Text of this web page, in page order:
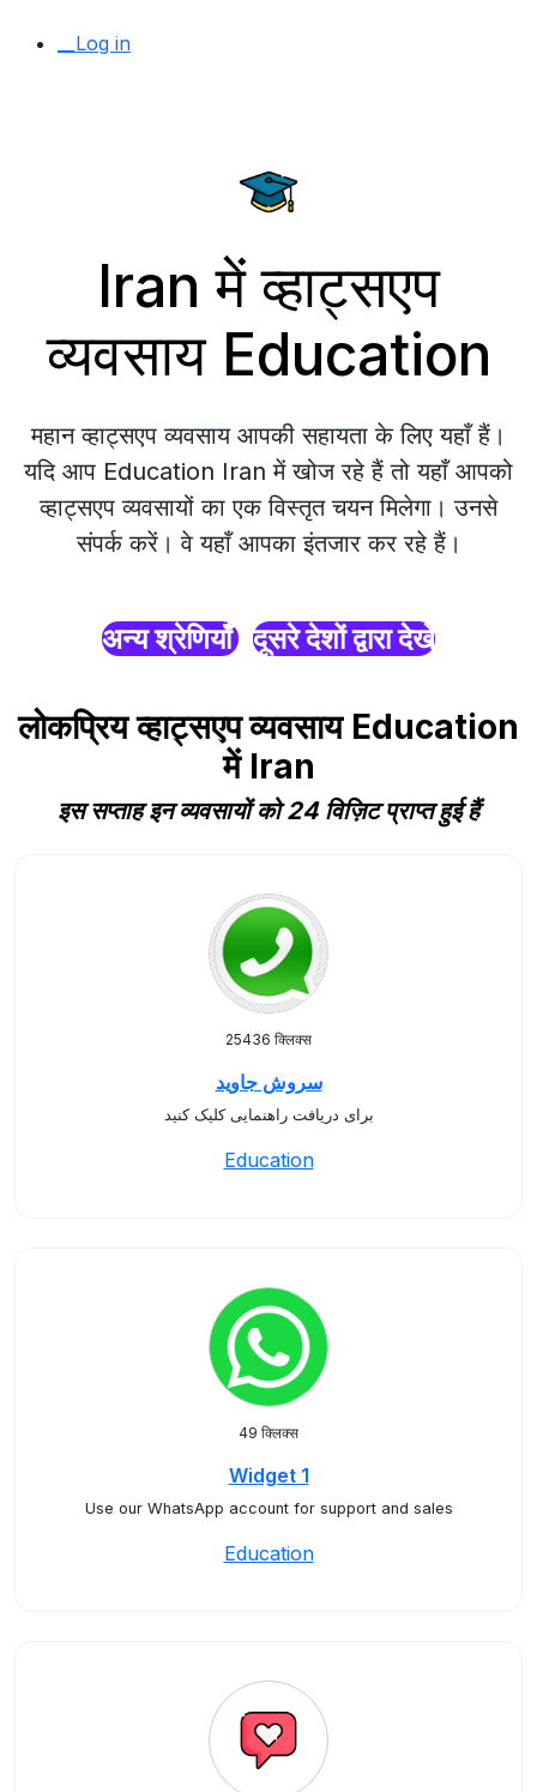
__Log in
Iran में व्हाट्सएप
व्यवसाय Education
महान व्हाट्सएप व्यवसाय आपकी सहायता के लिए यहाँ हैं।
यदि आप Education Iran में खोज रहे हैं तो यहाँ आपको
व्हाट्सएप व्यवसायों का एक विस्तृत चयन मिलेगा। उनसे
संपर्क करें। वे यहाँ आपका इंतजार कर रहे हैं।
अन्य श्रेणियाँ दूसरे देशों द्वारा देखें
लोकप्रिय व्हाट्सएप व्यवसाय Education
में Iran
इस सप्ताह इन व्यवसायों को 24 विज़िट प्राप्त हुई हैं
25436 क्लिक्स
سروش جاوید
برای دریافت راهنمایی کلیک کنید
Education
49 क्लिक्स
Widget 1
Use our WhatsApp account for support and sales
Education